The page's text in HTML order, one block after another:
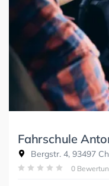
Fahrschule
Bergstr. 4, 93497
0